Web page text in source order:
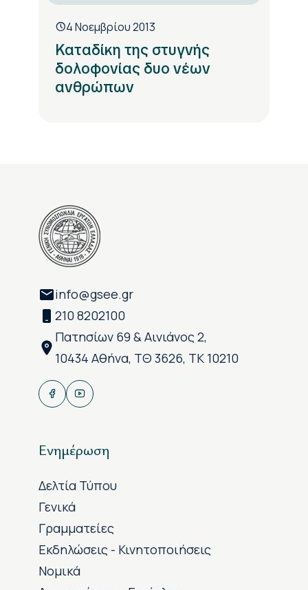
4 Νοεμβρίου 2013
Καταδίκη της στυγνής
δολοφονίας δυο νέων
ανθρώπων
info@gsee.gr
210 8202100
Πατησίων 69 & Αινιάνος 2,
10434 Αθήνα, ΤΘ 3626, ΤΚ 10210
Ενημέρωση
Δελτία Τύπου
Γενικά
Γραμματείες
Εκδηλώσεις - Κινητοποιήσεις
Νομικά